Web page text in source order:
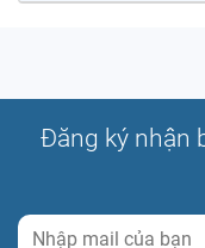
Đăng ký nhận